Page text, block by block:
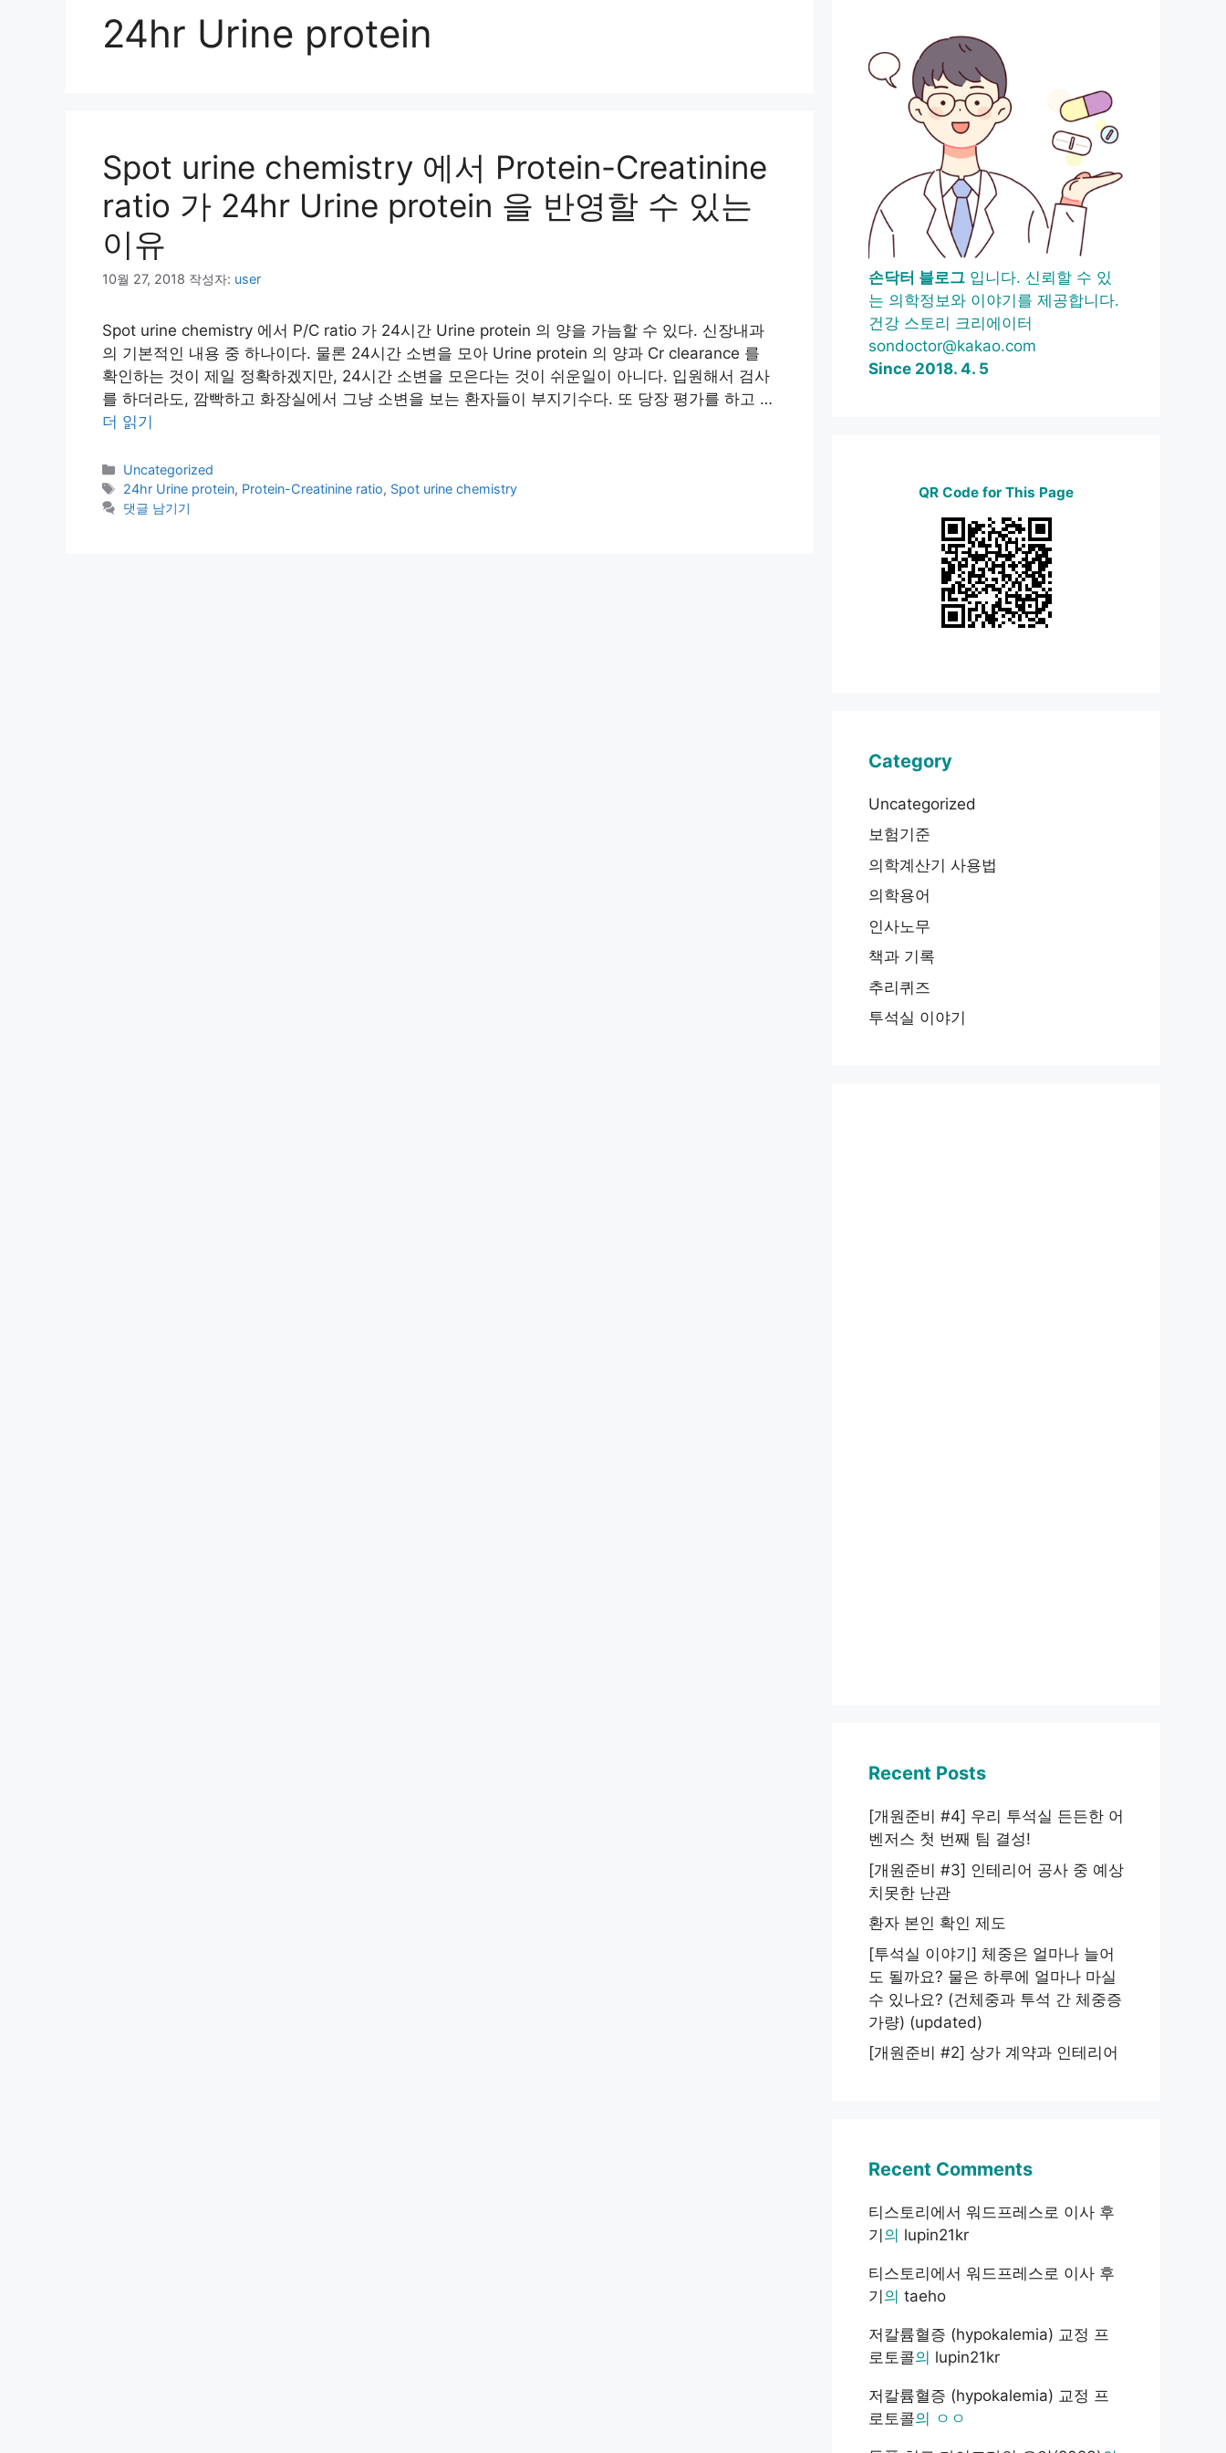
24hr Urine protein
Spot urine chemistry 에서 Protein-Creatinine
ratio 가 24hr Urine protein 을 반영할 수 있는
이유
10월 27, 2018 작성자: user
Spot urine chemistry 에서 P/C ratio 가 24시간 Urine protein 의 양을 가늠할 수 있다. 신장내과
의 기본적인 내용 중 하나이다. 물론 24시간 소변을 모아 Urine protein 의 양과 Cr clearance 를
확인하는 것이 제일 정확하겠지만, 24시간 소변을 모은다는 것이 쉬운일이 아니다. 입원해서 검사
를 하더라도, 깜빡하고 화장실에서 그냥 소변을 보는 환자들이 부지기수다. 또 당장 평가를 하고 …
더 읽기
카
테
고
Uncategorized
태
그
24hr Urine protein, Protein-Creatinine ratio, Spot urine chemistry
댓글 남기기
손닥터 블로그 입니다. 신뢰할 수 있
는 의학정보와 이야기를 제공합니다.
건강 스토리 크리에이터
sondoctor@kakao.com
Since 2018. 4. 5
QR Code for This Page
Category
Uncategorized
보험기준
의학계산기 사용법
의학용어
인사노무
책과 기록
추리퀴즈
투석실 이야기
Recent Posts
[개원준비 #4] 우리 투석실 든든한 어
벤저스 첫 번째 팀 결성!
[개원준비 #3] 인테리어 공사 중 예상
치못한 난관
환자 본인 확인 제도
[투석실 이야기] 체중은 얼마나 늘어
도 될까요? 물은 하루에 얼마나 마실
수 있나요? (건체중과 투석 간 체중증
가량) (updated)
[개원준비 #2] 상가 계약과 인테리어
Recent Comments
티스토리에서 워드프레스로 이사 후
기 의 lupin21kr
티스토리에서 워드프레스로 이사 후
기 의 taeho
저칼륨혈증 (hypokalemia) 교정 프
로토콜의 lupin21kr
저칼륨혈증 (hypokalemia) 교정 프
로토콜의 ㅇㅇ